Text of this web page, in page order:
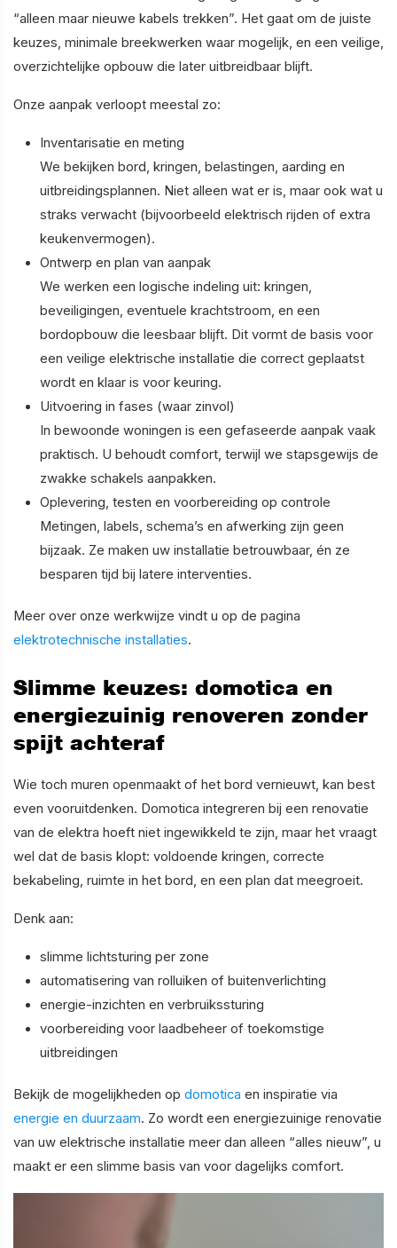
“alleen maar nieuwe kabels trekken”. Het gaat om de juiste
keuzes, minimale breekwerken waar mogelijk, en een veilige,
overzichtelijke opbouw die later uitbreidbaar blijft.
Onze aanpak verloopt meestal zo:
Inventarisatie en meting
We bekijken bord, kringen, belastingen, aarding en
uitbreidingsplannen. Niet alleen wat er is, maar ook wat u
straks verwacht (bijvoorbeeld elektrisch rijden of extra
keukenvermogen).
Ontwerp en plan van aanpak
We werken een logische indeling uit: kringen,
beveiligingen, eventuele krachtstroom, en een
bordopbouw die leesbaar blijft. Dit vormt de basis voor
een veilige elektrische installatie die correct geplaatst
wordt en klaar is voor keuring.
Uitvoering in fases (waar zinvol)
In bewoonde woningen is een gefaseerde aanpak vaak
praktisch. U behoudt comfort, terwijl we stapsgewijs de
zwakke schakels aanpakken.
Oplevering, testen en voorbereiding op controle
Metingen, labels, schema’s en afwerking zijn geen
bijzaak. Ze maken uw installatie betrouwbaar, én ze
besparen tijd bij latere interventies.
Meer over onze werkwijze vindt u op de pagina
elektrotechnische installaties.
Slimme keuzes: domotica en
energiezuinig renoveren zonder
spijt achteraf
Wie toch muren openmaakt of het bord vernieuwt, kan best
even vooruitdenken. Domotica integreren bij een renovatie
van de elektra hoeft niet ingewikkeld te zijn, maar het vraagt
wel dat de basis klopt: voldoende kringen, correcte
bekabeling, ruimte in het bord, en een plan dat meegroeit.
Denk aan:
slimme lichtsturing per zone
automatisering van rolluiken of buitenverlichting
energie-inzichten en verbruikssturing
voorbereiding voor laadbeheer of toekomstige
uitbreidingen
Bekijk de mogelijkheden op domotica en inspiratie via
energie en duurzaam. Zo wordt een energiezuinige renovatie
van uw elektrische installatie meer dan alleen “alles nieuw”, u
maakt er een slimme basis van voor dagelijks comfort.